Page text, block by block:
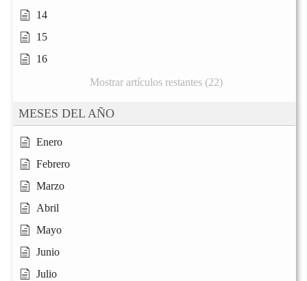
14
15
16
Mostrar artículos restantes (22)
MESES DEL AÑO
Enero
Febrero
Marzo
Abril
Mayo
Junio
Julio